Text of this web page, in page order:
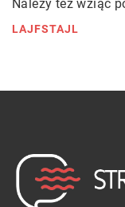
Należy też wziąć
LAJFSTAJL